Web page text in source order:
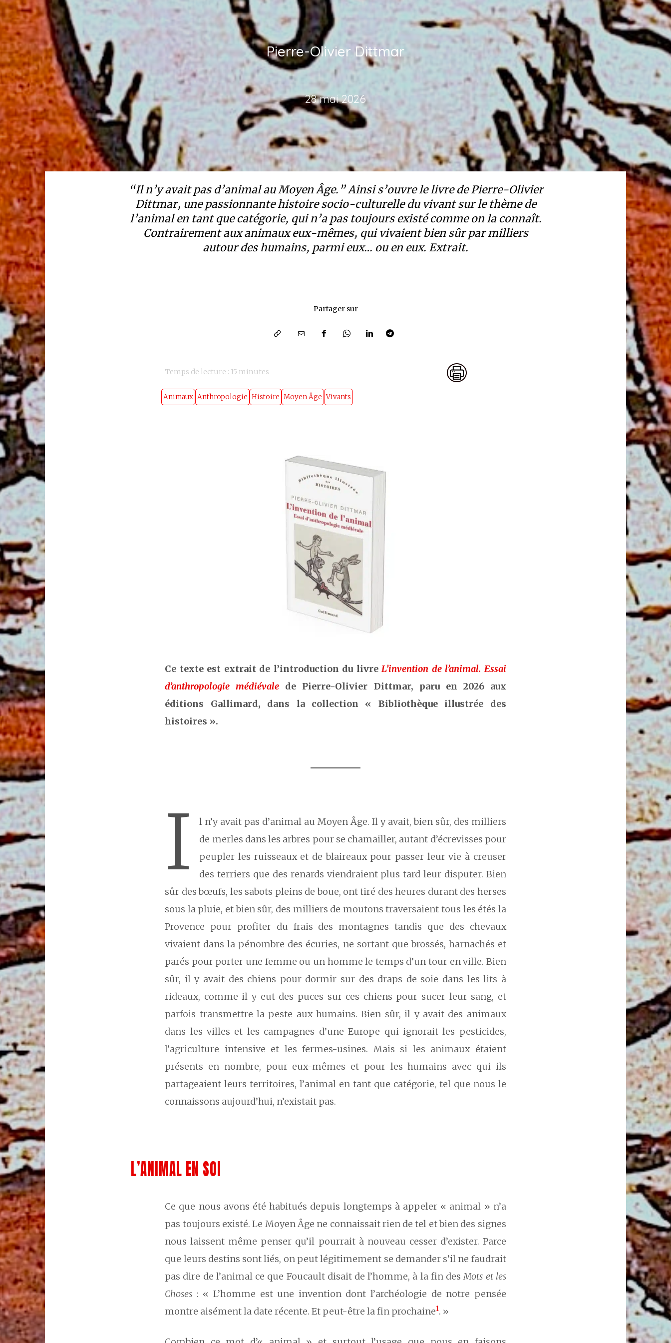
“Il n’y avait pas d’animal au Moyen Âge.” Ainsi s’ouvre le livre de Pierre-Olivier
Dittmar, une passionnante histoire socio-culturelle du vivant sur le thème de
l’animal en tant que catégorie, qui n’a pas toujours existé comme on la connaît.
Contrairement aux animaux eux-mêmes, qui vivaient bien sûr par milliers
autour des humains, parmi eux… ou en eux. Extrait.
Pierre-Olivier Dittmar
28 mai 2026
Partager sur
Temps de lecture : 15 minutes
Animaux Anthropologie Histoire Moyen Âge Vivants
Ce texte est extrait de l’introduction du livreL’invention de l’animal. Essai
d’anthropologie médiévale de Pierre-Olivier Dittmar, paru en 2026 aux
éditions Gallimard, dans la collection « Bibliothèque illustrée des
histoires ».
I
l n’y avait pas d’animal au Moyen Âge. Il y avait, bien sûr, des milliers
de merles dans les arbres pour se chamailler, autant d’écrevisses pour
peupler les ruisseaux et de blaireaux pour passer leur vie à creuser
des terriers que des renards viendraient plus tard leur disputer. Bien
sûr des bœufs, les sabots pleins de boue, ont tiré des heures durant des herses
sous la pluie, et bien sûr, des milliers de moutons traversaient tous les étés la
Provence pour profiter du frais des montagnes tandis que des chevaux
vivaient dans la pénombre des écuries, ne sortant que brossés, harnachés et
parés pour porter une femme ou un homme le temps d’un tour en ville. Bien
sûr, il y avait des chiens pour dormir sur des draps de soie dans les lits à
rideaux, comme il y eut des puces sur ces chiens pour sucer leur sang, et
parfois transmettre la peste aux humains. Bien sûr, il y avait des animaux
dans les villes et les campagnes d’une Europe qui ignorait les pesticides,
l’agriculture intensive et les fermes-usines. Mais si les animaux étaient
présents en nombre, pour eux-mêmes et pour les humains avec qui ils
partageaient leurs territoires, l’animal en tant que catégorie, tel que nous le
connaissons aujourd’hui, n’existait pas.
L’ANIMAL EN SOI
Ce que nous avons été habitués depuis longtemps à appeler « animal » n’a
pas toujours existé. Le Moyen Âge ne connaissait rien de tel et bien des signes
nous laissent même penser qu’il pourrait à nouveau cesser d’exister. Parce
que leurs destins sont liés, on peut légitimement se demander s’il ne faudrait
pas dire de l’animal ce que Foucault disait de l’homme, à la fin desMots et les
Choses : « L’homme est une invention dont l’archéologie de notre pensée
montre aisément la date récente. Et peut-être la fin prochaine1. »